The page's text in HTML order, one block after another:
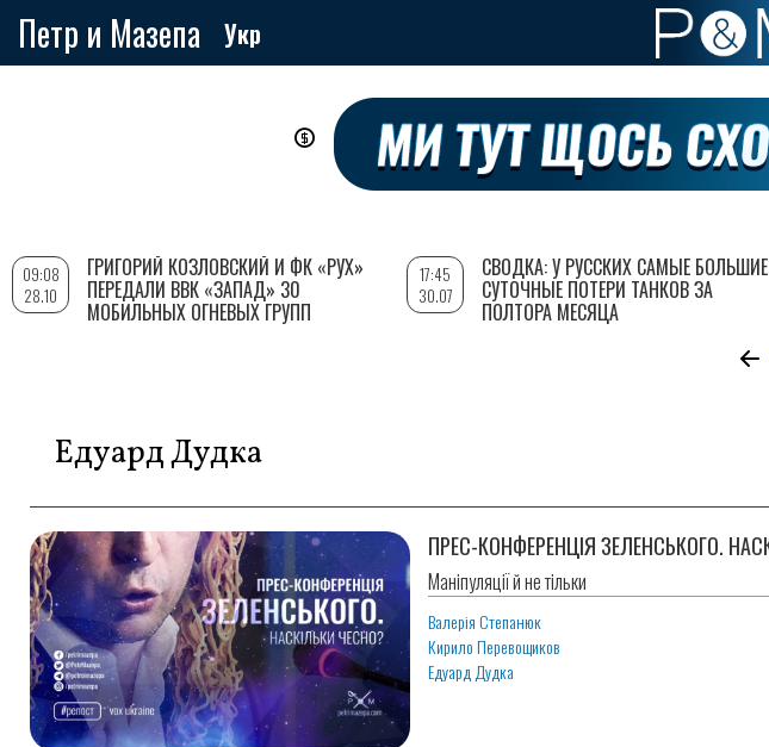
Петр и Мазепа Укр
Едуард Дудка
ПРЕС-КОНФЕРЕНЦІЯ ЗЕЛЕНСЬКОГО.
Маніпуляції й не тільки
Валерія Степанюк
Кирило Перевощиков
Едуард Дудка
09:08
28.10
ГРИГОРИЙ КОЗЛОВСКИЙ И ФК «РУХ»
ПЕРЕДАЛИ ВВК «ЗАПАД» 30
МОБИЛЬНЫХ ОГНЕВЫХ ГРУПП
17:45
30.07
СВОДКА: У РУССКИХ САМЫЕ БОЛЬШИЕ
СУТОЧНЫЕ ПОТЕРИ ТАНКОВ ЗА
ПОЛТОРА МЕСЯЦА